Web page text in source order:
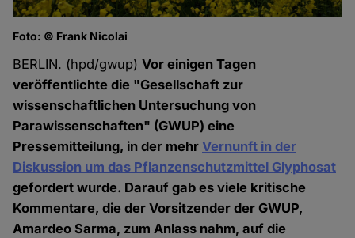
Foto: © Frank Nicolai
BERLIN. (hpd/gwup)Vor einigen Tagen
veröffentlichte die "Gesellschaft zur
wissenschaftlichen Untersuchung von
Parawissenschaften" (GWUP) eine
Pressemitteilung, in der mehrVernunft in der
Diskussion um das Pflanzenschutzmittel Glyphosat
gefordert wurde. Darauf gab es viele kritische
Kommentare, die der Vorsitzender der GWUP,
Amardeo Sarma, zum Anlass nahm, auf die